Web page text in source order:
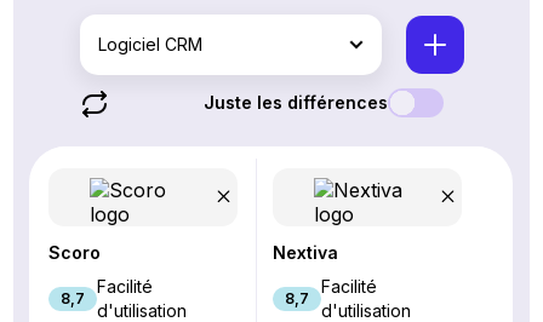
Logiciel CRM
Juste les différences
Scoro
8,7
Facilité
d'utilisation
Nextiva
8,7
Facilité
d'utilisation